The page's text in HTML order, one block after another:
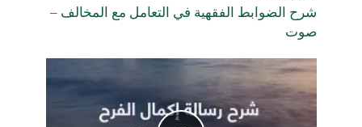
شرح الضوابط الفقهية في التعامل مع المخالف –
صوت